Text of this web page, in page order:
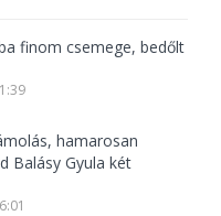
finom csemege, bedőlt
hamarosan
Balásy Gyula két